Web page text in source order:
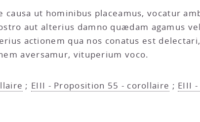
ut hominibus placeamus, vocatur
aut alterius damno quædam agamus
actionem qua nos conatus est
aversamur, vituperium voco.
; EIII - Proposition 55 - corollaire ; EIII